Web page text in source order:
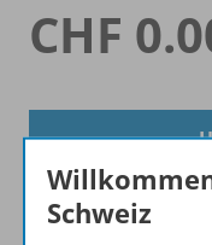
CHF
Schweiz